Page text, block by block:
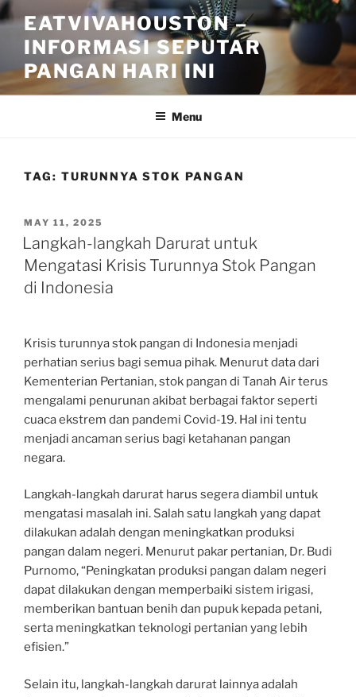
Skip
to
content
EATVIVAHOUSTON –
INFORMASI SEPUTAR
PANGAN HARI INI
Menu
TAG: TURUNNYA STOK PANGAN
POSTED
ON
MAY 11, 2025
Langkah-langkah Darurat untuk
Mengatasi Krisis Turunnya Stok Pangan
di Indonesia
Krisis turunnya stok pangan di Indonesia menjadi
perhatian serius bagi semua pihak. Menurut data dari
Kementerian Pertanian, stok pangan di Tanah Air terus
mengalami penurunan akibat berbagai faktor seperti
cuaca ekstrem dan pandemi Covid-19. Hal ini tentu
menjadi ancaman serius bagi ketahanan pangan
negara.
Langkah-langkah darurat harus segera diambil untuk
mengatasi masalah ini. Salah satu langkah yang dapat
dilakukan adalah dengan meningkatkan produksi
pangan dalam negeri. Menurut pakar pertanian, Dr. Budi
Purnomo, “Peningkatan produksi pangan dalam negeri
dapat dilakukan dengan memperbaiki sistem irigasi,
memberikan bantuan benih dan pupuk kepada petani,
serta meningkatkan teknologi pertanian yang lebih
efisien.”
Selain itu, langkah-langkah darurat lainnya adalah